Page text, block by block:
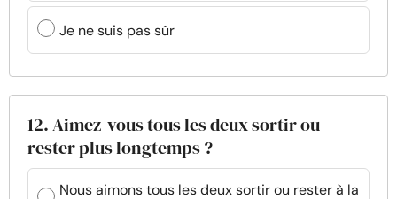
Je ne suis pas sûr
12. Aimez-vous tous les deux sortir ou
rester plus longtemps ?
Nous aimons tous les deux sortir ou rester à la